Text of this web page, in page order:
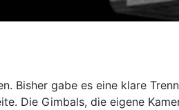
Bisher gabe es eine klare
Die Gimbals, die eigene